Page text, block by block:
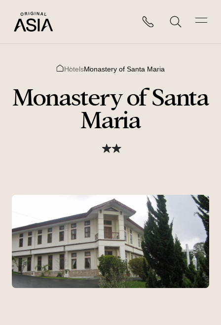
HotelsMonastery of Santa Maria
Monastery of Santa
Maria